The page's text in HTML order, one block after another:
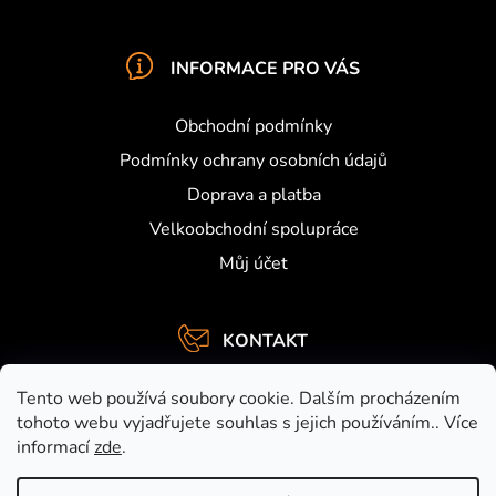
Tento web používá soubory cookie. Dalším procházením
tohoto webu vyjadřujete souhlas s jejich používáním.. Více
informacízde.
INFORMACE PRO VÁS
Obchodní podmínky
Podmínky ochrany osobních údajů
Doprava a platba
Velkoobchodní spolupráce
Můj účet
KONTAKT
+420734459948
https://www.facebook.com/activefishing.cz
activefishingshop